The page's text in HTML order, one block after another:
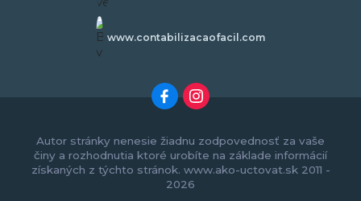
www.contabilizacaofacil.com
Autor stránky nenesie žiadnu zodpovednosť za vaše
činy a rozhodnutia ktoré urobíte na základe informácií
získaných z týchto stránok. www.ako-uctovat.sk 2011 -
2026